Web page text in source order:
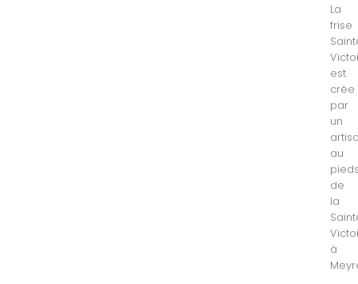
La
frise
est
crée
par
un
au
de
la
à